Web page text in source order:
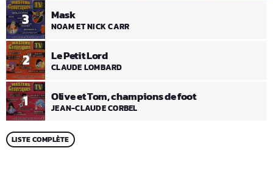
1 Olive et Tom, champions de foot
JEAN-CLAUDE CORBEL
2 Le Petit Lord
CLAUDE LOMBARD
3 Mask
NOAM ET NICK CARR
LISTE COMPLÈTE